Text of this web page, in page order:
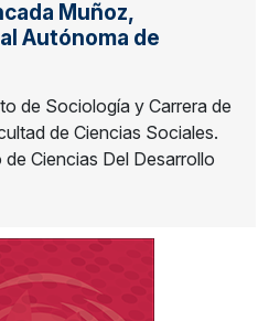
Muñoz,
Autónoma de
de Sociología y Carrera de
de Ciencias Sociales.
Ciencias Del Desarrollo